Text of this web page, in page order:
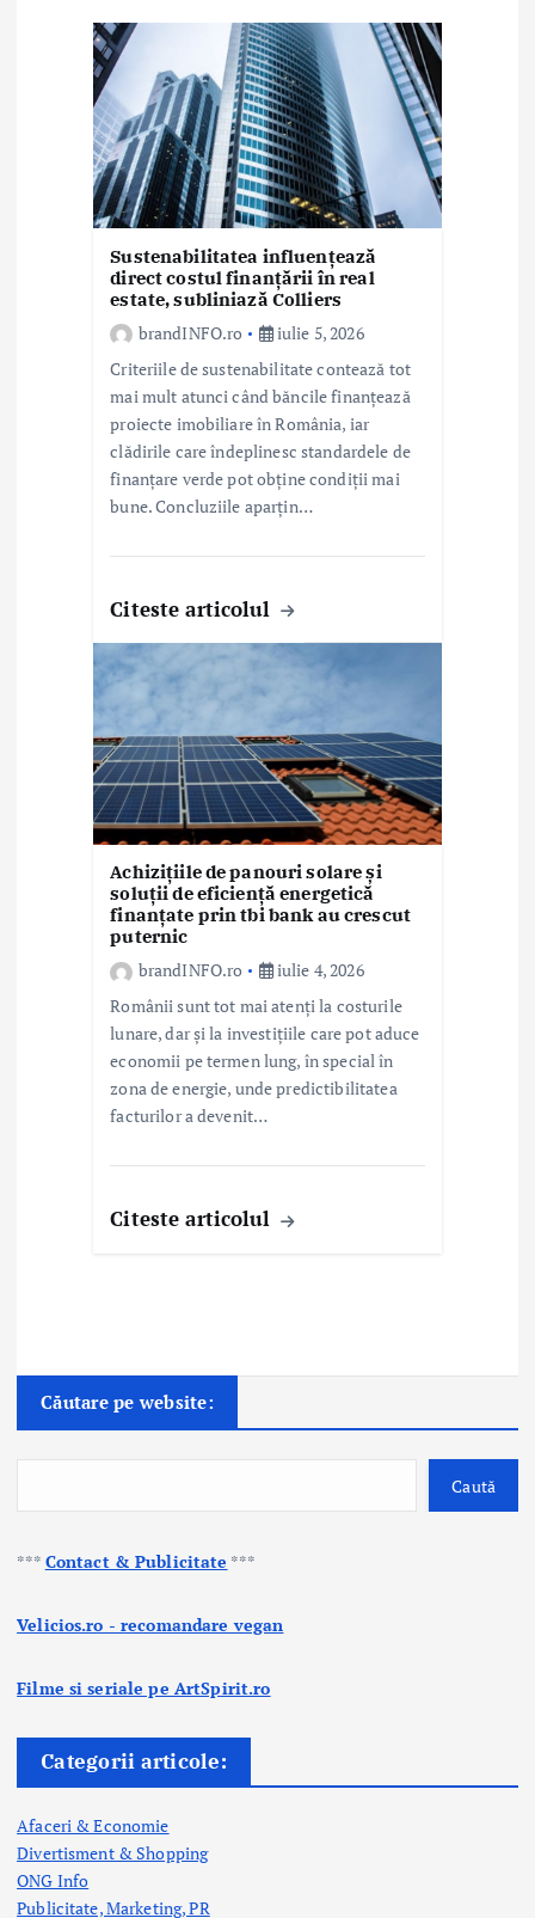
Sustenabilitatea influențează
direct costul finanțării în real
estate, subliniază Colliers
brandINFO.ro
iulie 5, 2026
Criteriile de sustenabilitate contează tot
mai mult atunci când băncile finanțează
proiecte imobiliare în România, iar
clădirile care îndeplinesc standardele de
finanțare verde pot obține condiții mai
bune. Concluziile aparțin…
Citeste articolul
Achizițiile de panouri solare și
soluții de eficiență energetică
finanțate prin tbi bank au crescut
puternic
brandINFO.ro
iulie 4, 2026
Românii sunt tot mai atenți la costurile
lunare, dar și la investițiile care pot aduce
economii pe termen lung, în special în
zona de energie, unde predictibilitatea
facturilor a devenit…
Citeste articolul
Căutare pe website:
Caută
*** Contact & Publicitate ***
Velicios.ro - recomandare vegan
Filme si seriale pe ArtSpirit.ro
Categorii articole:
Afaceri & Economie
Divertisment & Shopping
ONG Info
Publicitate, Marketing, PR